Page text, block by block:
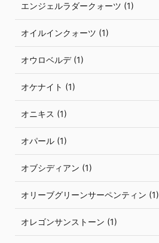
エンジェルラダークォーツ (1)
オイルインクォーツ (1)
オウロベルデ (1)
オケナイト (1)
オニキス (1)
オパール (1)
オブシディアン (1)
オリーブグリーンサーペンティン (1)
オレゴンサンストーン (1)